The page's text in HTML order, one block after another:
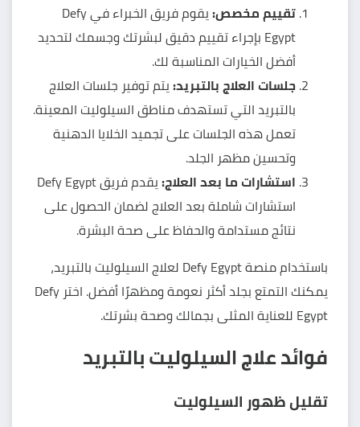
تقييم مخصص:
يقوم فريق الخبراء في Defy
Egypt بإجراء تقييم دقيق لبشرتك وجسمك لتحديد
أفضل الخيارات المناسبة لك.
جلسات العلاج بالتبريد:يتم توفير جلسات العلاج
بالتبريد التي تستهدف مناطق السيلوليت المعينة.
تعمل هذه الجلسات على تجميد الخلايا الدهنية
وتحسين مظهر الجلد.
استشارات ما بعد العلاج:
يقدم فريق Defy Egypt
استشارات شاملة بعد العلاج لضمان الحصول على
نتائج مستدامة والحفاظ على صحة البشرة.
باستخدام منصة Defy Egypt لعلاج السيلوليت بالتبريد،
يمكنك التمتع بجلد أكثر نعومة ومظهرًا أفضل. اختر Defy
Egypt للعناية المثلى بجمالك وصحة بشرتك.
فوائد علاج السيلوليت بالتبريد
تقليل ظهور السيلوليت